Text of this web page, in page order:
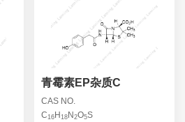
青霉素EP杂质C
CAS NO.
C16H 18N 2O5S